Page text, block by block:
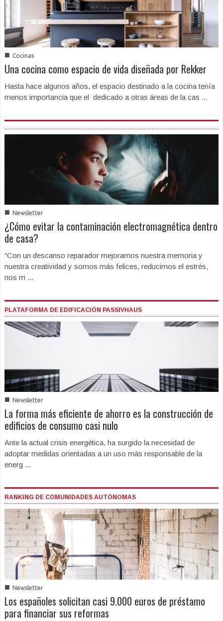
■ Cocinas
Una cocina como espacio de vida diseñada por Rekker
Hasta hace algunos años, el espacio destinado a la cocina tenía
menos importancia que el dedicado a otras áreas de la cas ...
■ Newsletter
¿Cómo evitar la contaminación electromagnética dentro
de casa?
“Con un descanso reparador mejoramos nuestra memoria y
nuestra creatividad y somos más felices, reducimos el estrés,
nos m ...
PLATAFORMA DE EDIFICACIÓN PASSIVHAUS
■ Newsletter
La forma más eficiente de ahorro es la construcción de
edificios de consumo casi nulo
Ante la actual crisis energética, ha surgido la necesidad de
adoptar medidas orientadas a un uso más responsable de la
energ ...
RANKING DE COMUNIDADES AUTÓNOMAS
■ Newsletter
Los españoles solicitan casi 9.000 euros de préstamo
para financiar sus reformas